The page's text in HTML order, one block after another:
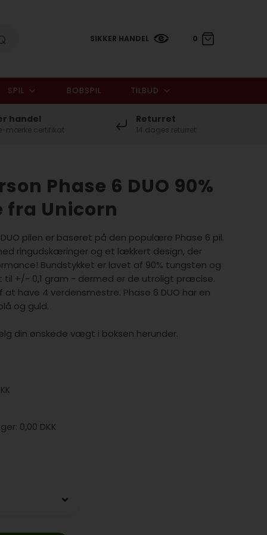
SIKKER HANDEL 0
0,00 DKK
SPIL BOBSPIL TILBUD
handel
mærke certifikat
Returret
14 dages returret
Phase 6 DUO 90%
fra Unicorn
pilen er baseret på den populære Phase 6 pil.
ringudskæringer og et lækkert design, der
Bundstykket er lavet af 90% tungsten og
+/- 0,1 gram - dermed er de utroligt præcise.
have 4 verdensmestre. Phase 6 DUO har en
og guld.
din ønskede vægt i boksen herunder.
0,00 DKK